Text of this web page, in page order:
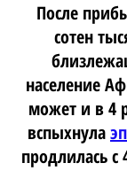
После
сотен
население
может и в 4
вспыхнула
продлилась с